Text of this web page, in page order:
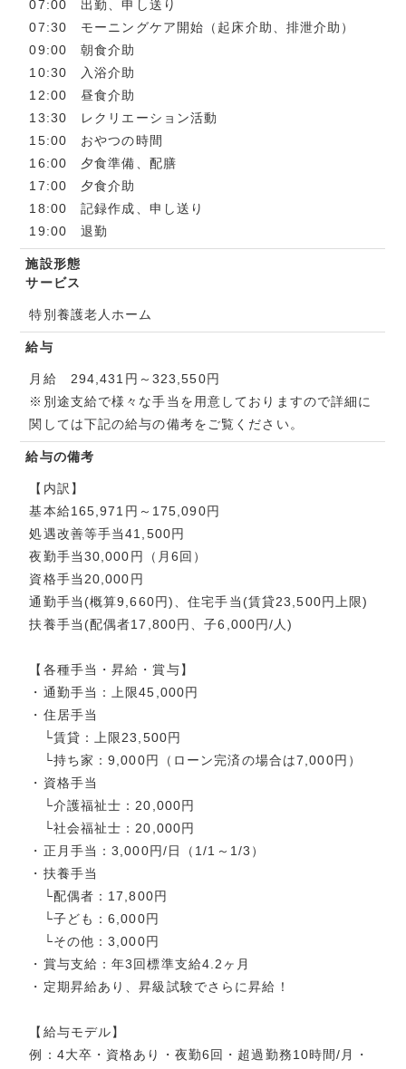
07:00 出勤、申し送り
07:30 モーニングケア開始（起床介助、排泄介助）
09:00 朝食介助
10:30 入浴介助
12:00 昼食介助
13:30 レクリエーション活動
15:00 おやつの時間
16:00 夕食準備、配膳
17:00 夕食介助
18:00 記録作成、申し送り
19:00 退勤
施設形態
サービス
特別養護老人ホーム
給与
月給 294,431円～323,550円
※別途支給で様々な手当を用意しておりますので詳細に
関しては下記の給与の備考をご覧ください。
給与の備考
【内訳】
基本給165,971円～175,090円
処遇改善等手当41,500円
夜勤手当30,000円（月6回）
資格手当20,000円
通勤手当(概算9,660円)、住宅手当(賃貸23,500円上限)
扶養手当(配偶者17,800円、子6,000円/人)
【各種手当・昇給・賞与】
・通勤手当：上限45,000円
・住居手当
└賃貸：上限23,500円
└持ち家：9,000円（ローン完済の場合は7,000円）
・資格手当
└介護福祉士：20,000円
└社会福祉士：20,000円
・正月手当：3,000円/日（1/1～1/3）
・扶養手当
└配偶者：17,800円
└子ども：6,000円
└その他：3,000円
・賞与支給：年3回標準支給4.2ヶ月
・定期昇給あり、昇級試験でさらに昇給！
【給与モデル】
例：4大卒・資格あり・夜勤6回・超過勤務10時間/月・